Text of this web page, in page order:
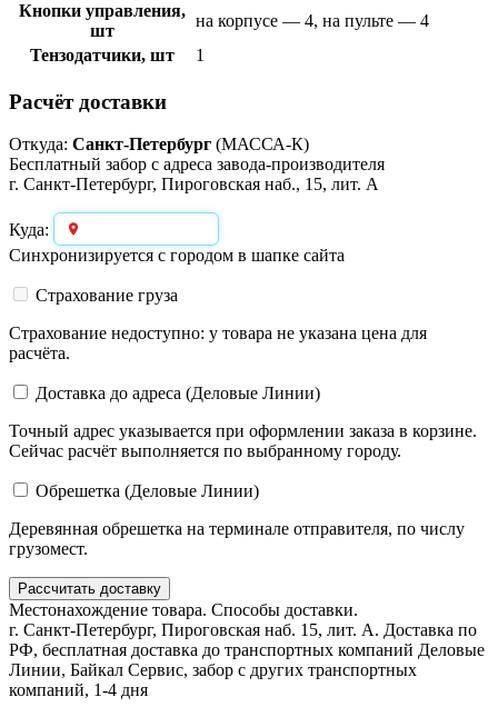
Кнопки управления,
шт
на корпусе — 4, на пульте — 4
Тензодатчики, шт
1
Расчёт доставки
Откуда: Санкт-Петербург (МАССА-К)
Бесплатный забор с адреса завода-производителя
г. Санкт-Петербург, Пироговская наб., 15, лит. А
Куда:
Синхронизируется с городом в шапке сайта
Страхование груза
Страхование недоступно: у товара не указана цена для
расчёта.
Доставка до адреса (Деловые Линии)
Точный адрес указывается при оформлении заказа в корзине.
Сейчас расчёт выполняется по выбранному городу.
Обрешетка (Деловые Линии)
Деревянная обрешетка на терминале отправителя, по числу
грузомест.
Рассчитать доставку
Местонахождение товара. Способы доставки.
г. Санкт-Петербург, Пироговская наб. 15, лит. А. Доставка по
РФ, бесплатная доставка до транспортных компаний Деловые
Линии, Байкал Сервис, забор с других транспортных
компаний, 1-4 дня